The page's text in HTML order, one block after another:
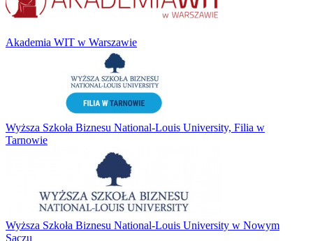
Akademia WIT w Warszawie
Wyższa Szkoła Biznesu National-Louis University, Filia w
Tarnowie
Wyższa Szkoła Biznesu National-Louis University w Nowym
Sączu